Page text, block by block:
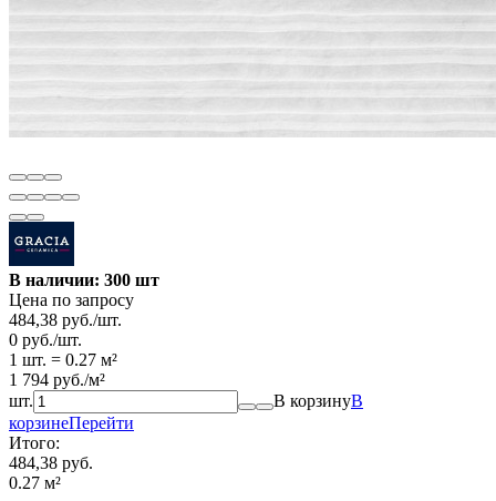
В наличии: 300 шт
Цена по запросу
484,38 руб./шт.
0 руб./шт.
1 шт. = 0.27 м²
1 794 руб./м²
шт.
В корзинуВ
корзинеПерейти
Итого:
484,38 руб.
0.27 м²